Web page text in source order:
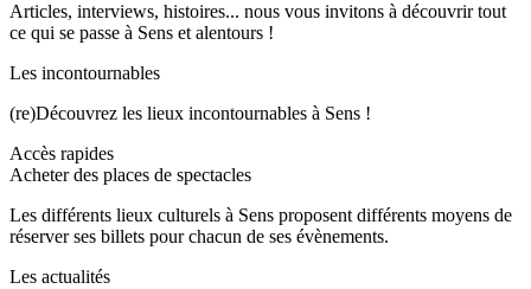
Articles, interviews, histoires... nous vous invitons à découvrir tout
ce qui se passe à Sens et alentours !
Les incontournables
(re)Découvrez les lieux incontournables à Sens !
Accès rapides
Acheter des places de spectacles
Les différents lieux culturels à Sens proposent différents moyens de
réserver ses billets pour chacun de ses évènements.
Les actualités